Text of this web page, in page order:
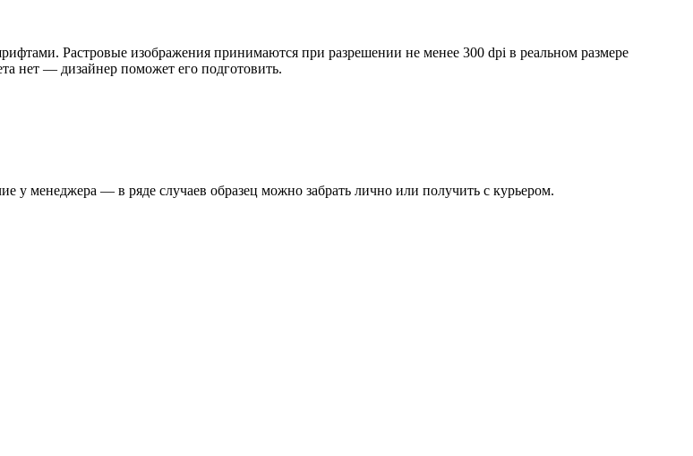
Растровые изображения принимаются при разрешении не менее 300 dpi в реальном размере
нет — дизайнер поможет его подготовить.
у менеджера — в ряде случаев образец можно забрать лично или получить с курьером.